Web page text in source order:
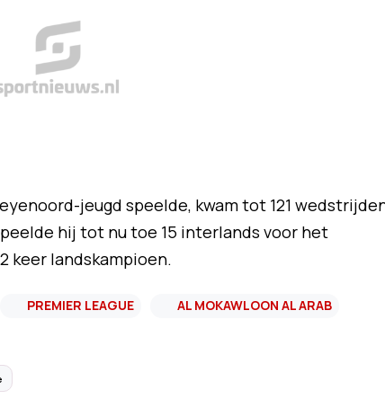
jeugd speelde, kwam tot 121
hij tot nu toe 15 interlands voor het
keer landskampioen.
PREMIER LEAGUE
AL MOKAWLOON AL ARAB